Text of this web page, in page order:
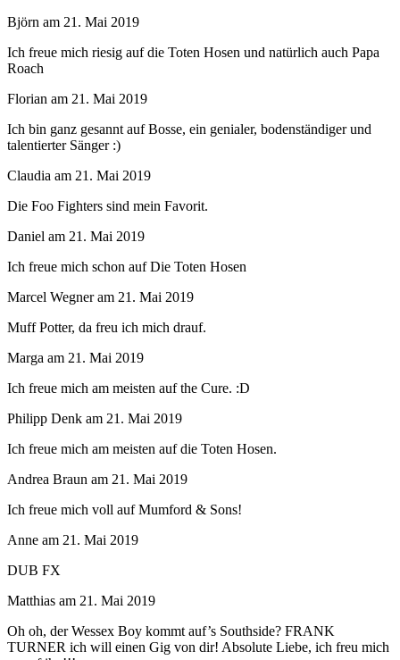
Björn am 21. Mai 2019
Ich freue mich riesig auf die Toten Hosen und natürlich auch Papa
Roach
Florian am 21. Mai 2019
Ich bin ganz gesannt auf Bosse, ein genialer, bodenständiger und
talentierter Sänger :)
Claudia am 21. Mai 2019
Die Foo Fighters sind mein Favorit.
Daniel am 21. Mai 2019
Ich freue mich schon auf Die Toten Hosen
Marcel Wegneram 21. Mai 2019
Muff Potter, da freu ich mich drauf.
Marga am 21. Mai 2019
Ich freue mich am meisten auf the Cure. :D
Philipp Denk am 21. Mai 2019
Ich freue mich am meisten auf die Toten Hosen.
Andrea Braun am 21. Mai 2019
Ich freue mich voll auf Mumford & Sons!
Anne am 21. Mai 2019
DUB FX
Matthias am 21. Mai 2019
Oh oh, der Wessex Boy kommt auf’s Southside? FRANK
TURNER ich will einen Gig von dir! Absolute Liebe, ich freu mich